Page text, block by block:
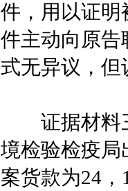
件，用以证明
件主动向原告
式无异议，
证据材料三
境检验检疫局
案货款为24